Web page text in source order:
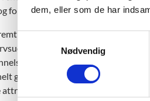
dem, eller som de har
a
m
t
y
Nødvendig
forsyningsminister Lars Aagaard.
IV er regeringens andet
tog regeringen med
Regeringen vil præsentere
grundlæggende udfordringer i
attraktive, så flere søger dem, og